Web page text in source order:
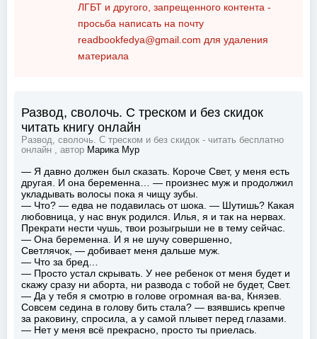
ЛГБТ и другого, запрещенного контента -
просьба написать на почту
readbookfedya@gmail.com для удаления
материала
Развод, сволочь. С треском и без скидок
читать книгу онлайн
Развод, сволочь. С треском и без скидок - читать бесплатно
онлайн , автор Марика Мур
— Я давно должен был сказать. Короче Свет, у меня есть
другая. И она беременна… — произнес муж и продолжил
укладывать волосы пока я чищу зубы.
— Что? — едва не подавилась от шока. — Шутишь? Какая
любовница, у нас внук родился. Илья, я и так на нервах.
Прекрати нести чушь, твои розыгрыши не в тему сейчас.
— Она беременна. И я не шучу совершенно,
Светлячок, — добивает меня дальше муж.
— Что за бред…
— Просто устал скрывать. У нее ребенок от меня будет и
скажу сразу ни аборта, ни развода с тобой не будет, Свет.
— Да у тебя я смотрю в голове огромная ва-ва, Князев.
Совсем седина в голову бить стала? — взявшись крепче
за раковину, спросила, а у самой плывет перед глазами.
— Нет у меня всё прекрасно, просто ты приелась.